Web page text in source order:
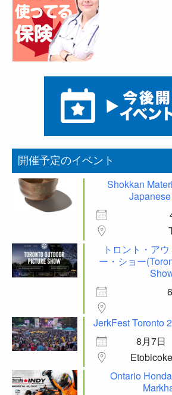
開催予定のイベント
Shokkan
トロント・ア
ー・ショー
JerkFest Toronto
8月7日
Etobicoke
Ontario